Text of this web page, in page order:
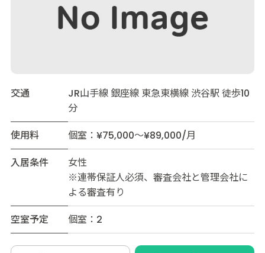
交通
JR山手線 銀座線 東急東横線 渋谷駅 徒歩10
分
使用料
個室：¥75,000～¥89,000/月
入居条件
女性
※連帯保証人必須、審査会社と管理会社に
よる審査有り
空室予定
個室：2